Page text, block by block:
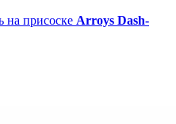
на присоске Arroys Dash-